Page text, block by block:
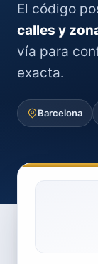
El código
calles y
vía para
exacta.
Barcelona